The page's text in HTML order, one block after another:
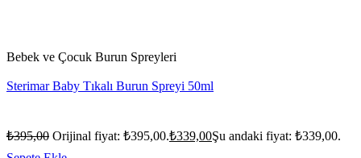
Bebek ve Çocuk Burun Spreyleri
Sterimar Baby Tıkalı Burun Spreyi 50ml
₺395,00 Orijinal fiyat: ₺395,00.₺339,00Şu andaki fiyat: ₺339,00.